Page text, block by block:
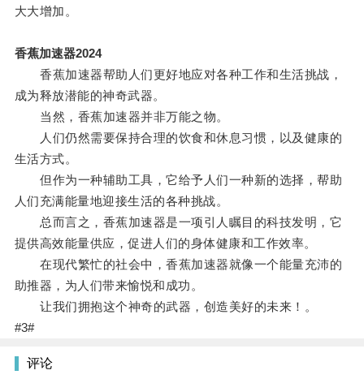
大大增加。
香蕉加速器2024
香蕉加速器帮助人们更好地应对各种工作和生活挑战，
成为释放潜能的神奇武器。
当然，香蕉加速器并非万能之物。
人们仍然需要保持合理的饮食和休息习惯，以及健康的
生活方式。
但作为一种辅助工具，它给予人们一种新的选择，帮助
人们充满能量地迎接生活的各种挑战。
总而言之，香蕉加速器是一项引人瞩目的科技发明，它
提供高效能量供应，促进人们的身体健康和工作效率。
在现代繁忙的社会中，香蕉加速器就像一个能量充沛的
助推器，为人们带来愉悦和成功。
让我们拥抱这个神奇的武器，创造美好的未来！。
#3#
评论